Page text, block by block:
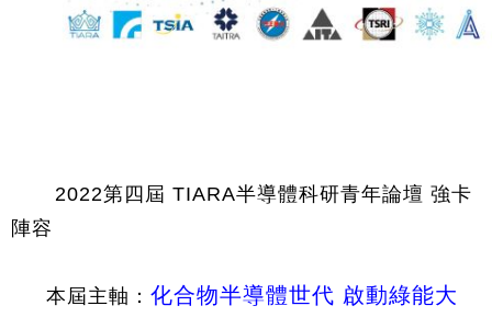
陣容
本屆主軸： 化合物半導體世代 啟動綠能大